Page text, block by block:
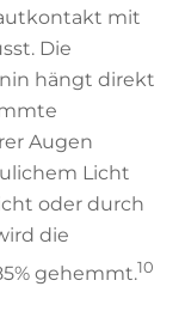
mit
Die
hängt direkt
Augen
Licht
oder durch
die
gehemmt.10